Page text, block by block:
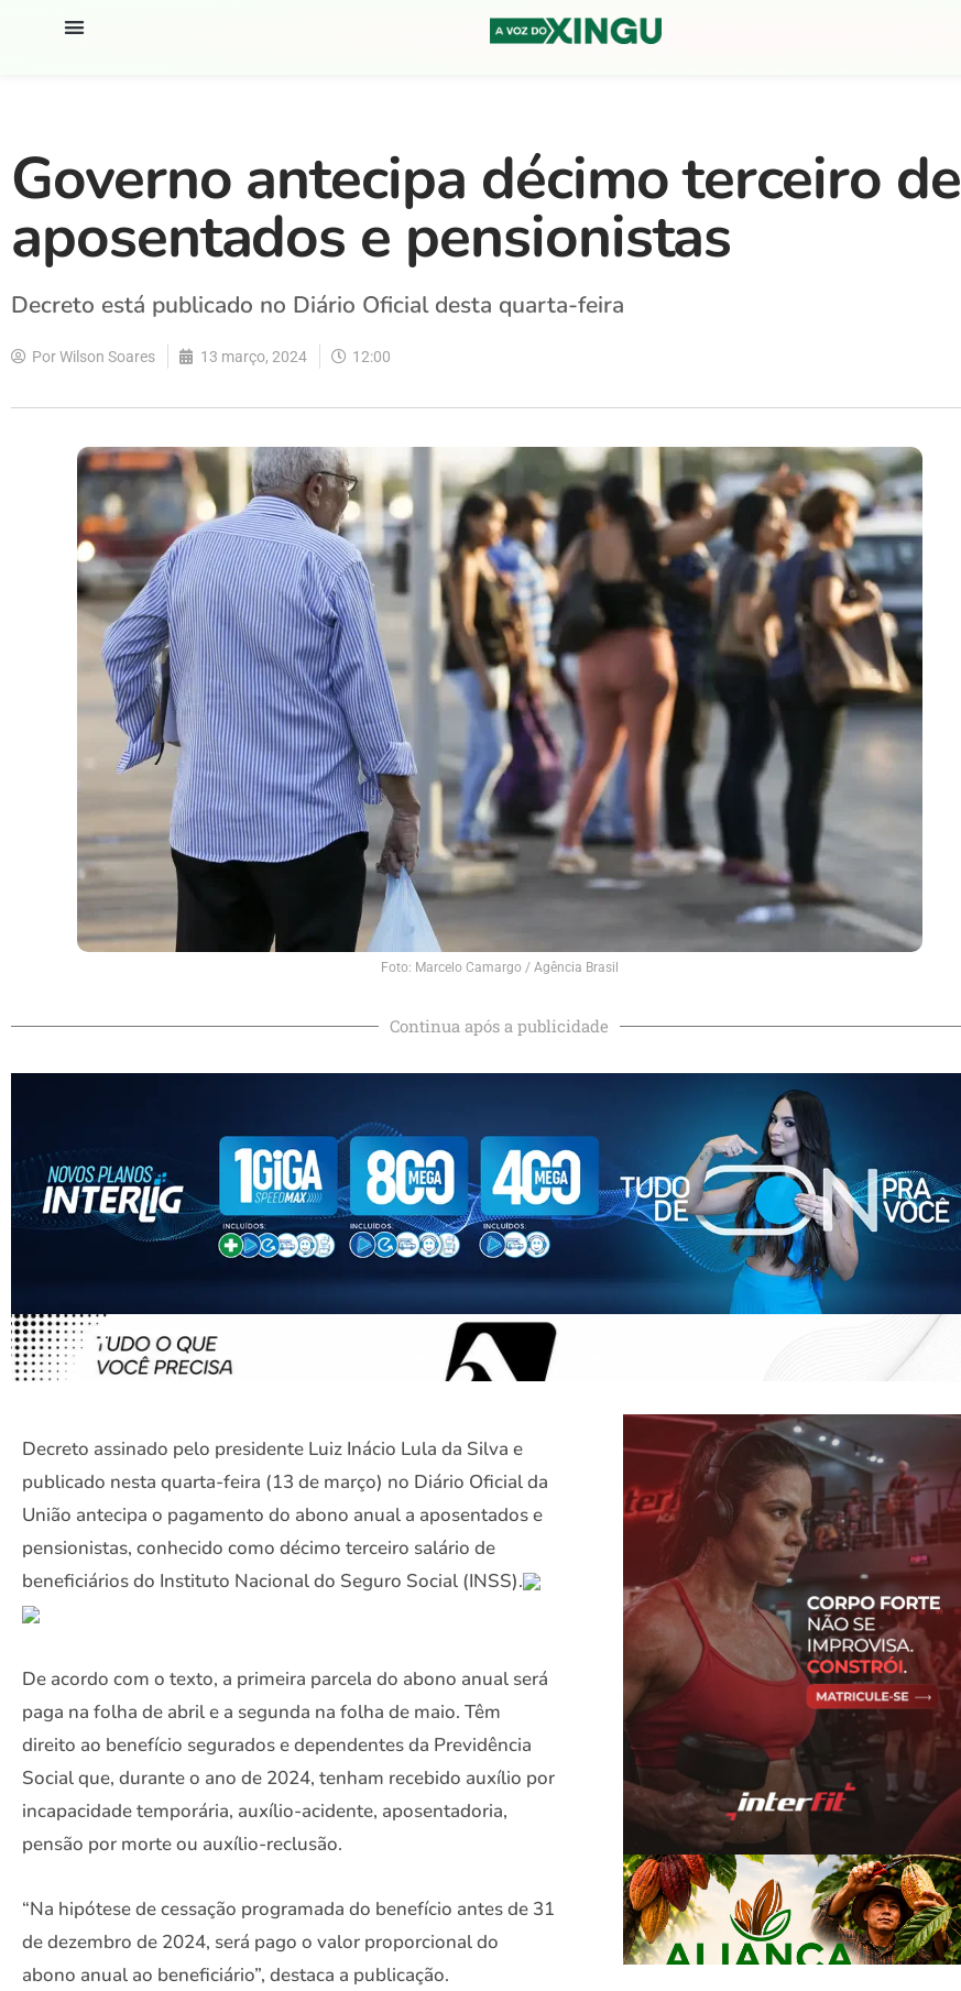
Governo antecipa décimo terceiro de
aposentados e pensionistas
Decreto está publicado no Diário Oficial desta quarta-feira
PorWilson Soares 13 março, 2024 12:00
Foto: Marcelo Camargo / Agência Brasil
Continua após a publicidade
Decreto assinado pelo presidente Luiz Inácio Lula da Silva e
publicado nesta quarta-feira (13 de março) no Diário Oficial da
União antecipa o pagamento do abono anual a aposentados e
pensionistas, conhecido como décimo terceiro salário de
beneficiários do Instituto Nacional do Seguro Social (INSS).
De acordo com o texto, a primeira parcela do abono anual será
paga na folha de abril e a segunda na folha de maio. Têm
direito ao benefício segurados e dependentes da Previdência
Social que, durante o ano de 2024, tenham recebido auxílio por
incapacidade temporária, auxílio-acidente, aposentadoria,
pensão por morte ou auxílio-reclusão.
“Na hipótese de cessação programada do benefício antes de 31
de dezembro de 2024, será pago o valor proporcional do
abono anual ao beneficiário”, destaca a publicação.